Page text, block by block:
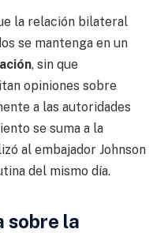
la relación bilateral
se mantenga en un
, sin que
opiniones sobre
a las autoridades
se suma a la
al embajador Johnson
del mismo día.
sobre la